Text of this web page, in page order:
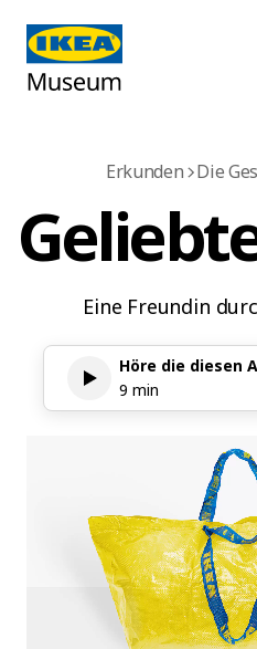
Erkunden Die
Eine Freundin
Höre die diesen
9 min